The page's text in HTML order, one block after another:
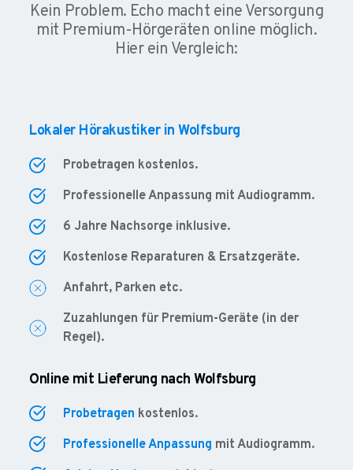
Kein Problem. Echo macht eine Versorgung
mit Premium-Hörgeräten online möglich.
Hier ein Vergleich:
Lokaler Hörakustiker in Wolfsburg
Probetragen kostenlos.
Professionelle Anpassung mit Audiogramm.
6 Jahre Nachsorge inklusive.
Kostenlose Reparaturen & Ersatzgeräte.
Anfahrt, Parken etc.
Zuzahlungen für Premium-Geräte (in der
Regel).
Online mit Lieferung nach Wolfsburg
Probetragen kostenlos.
Professionelle Anpassung mit Audiogramm.